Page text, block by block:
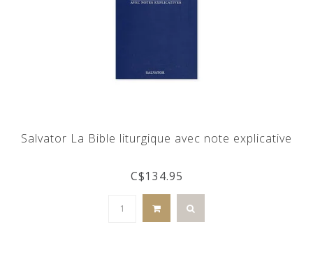
Salvator La Bible liturgique avec note explicative
C$134.95